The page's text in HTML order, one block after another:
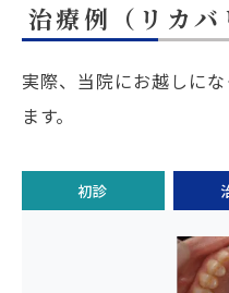
治療例（リカバ
実際、当院にお越しに
ます。
初診